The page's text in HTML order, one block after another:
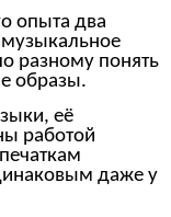
опыта два
разному понять
образы.
её
работой
даже у